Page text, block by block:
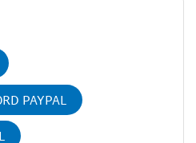
PAYPAL